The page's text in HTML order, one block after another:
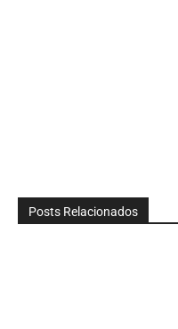
Posts Relacionados